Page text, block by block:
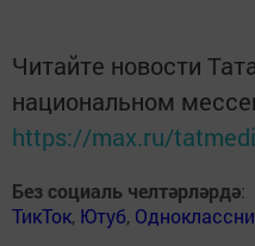
Читайте новости
национальном
https://max.ru/
Без социаль челтәрләрдә:
ТикТок, Ютуб,